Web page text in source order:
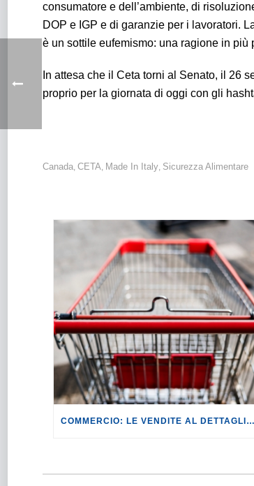
consumatore e dell’ambiente, di
DOP e IGP e di garanzie per i lavoratori.
è un sottile eufemismo: una ragione in più
In attesa che il Ceta torni al Senato, il 26
proprio per la giornata di oggi con gli
Canada, CETA, Made In Italy, Sicurezza Alimentare
COMMERCIO: LE VENDITE AL DETTAGLIO REGISTRANO IL CALO PIÙ MARCATO DEGLI ULTIMI 12 MESI.